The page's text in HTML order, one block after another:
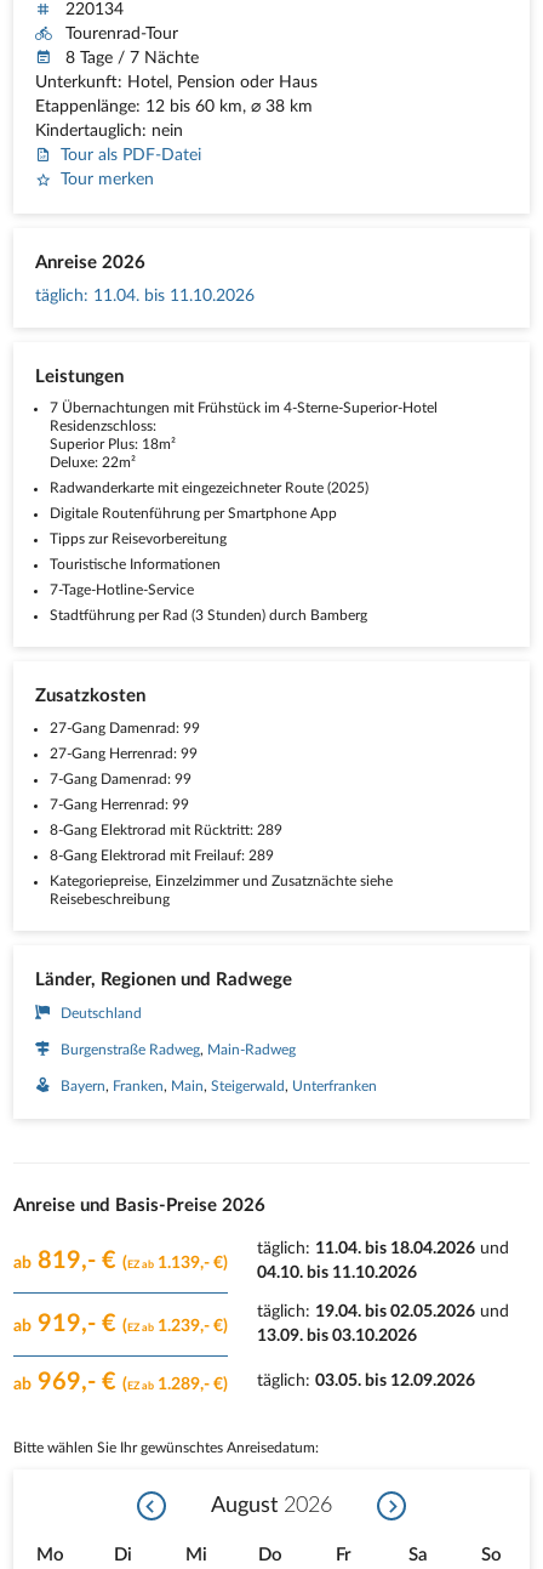
220134
Tourenrad-Tour
8 Tage / 7 Nächte
Unterkunft: Hotel, Pension oder Haus
Etappenlänge: 12 bis 60 km, ⌀ 38 km
Kindertauglich: nein
Tour als PDF-Datei
Tour merken
Anreise 2026
täglich: 11.04. bis 11.10.2026
Leistungen
7 Übernachtungen mit Frühstück im 4-Sterne-Superior-Hotel
Residenzschloss:
Superior Plus: 18m²
Deluxe: 22m²
Radwanderkarte mit eingezeichneter Route (2025)
Digitale Routenführung per Smartphone App
Tipps zur Reisevorbereitung
Touristische Informationen
7-Tage-Hotline-Service
Stadtführung per Rad (3 Stunden) durch Bamberg
Zusatzkosten
27-Gang Damenrad: 99
27-Gang Herrenrad: 99
7-Gang Damenrad: 99
7-Gang Herrenrad: 99
8-Gang Elektrorad mit Rücktritt: 289
8-Gang Elektrorad mit Freilauf: 289
Kategoriepreise, Einzelzimmer und Zusatznächte siehe
Reisebeschreibung
Länder, Regionen und Radwege
Deutschland
Burgenstraße Radweg Main-Radweg
Bayern Franken Main Steigerwald Unterfranken
Anreise und Basis-Preise 2026
ab 819,- € (EZ ab 1.139,- €)
täglich: 11.04. bis 18.04.2026 und
04.10. bis 11.10.2026
ab 919,- € (EZ ab 1.239,- €)
täglich: 19.04. bis 02.05.2026 und
13.09. bis 03.10.2026
ab 969,- € (EZ ab 1.289,- €) täglich: 03.05. bis 12.09.2026
Bitte wählen Sie Ihr gewünschtes Anreisedatum:
August 2026
Mo Di Mi Do Fr Sa So